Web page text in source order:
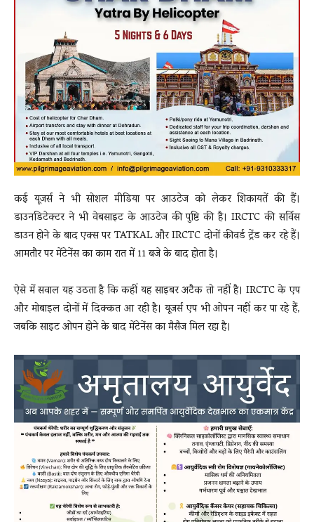
कई यूजर्स ने भी सोशल मीडिया पर आउटेज को लेकर शिकायतें की हैं।
डाउनडिटेक्टर ने भी वेबसाइट के आउटेज की पुष्टि की है। IRCTC की सर्विस
डाउन होने के बाद एक्स पर TATKAL और IRCTC दोनों कीवर्ड ट्रेंड कर रहे हैं।
आमतौर पर मेंटेनेंस का काम रात में 11 बजे के बाद होता है।
ऐसे में सवाल यह उठता है कि कहीं यह साइबर अटैक तो नहीं है। IRCTC के एप
और मोबाइल दोनों में दिक्कत आ रही है। यूजर्स एप भी ओपन नहीं कर पा रहे हैं,
जबकि साइट ओपन होने के बाद मेंटेनेंस का मैसैज मिल रहा है।